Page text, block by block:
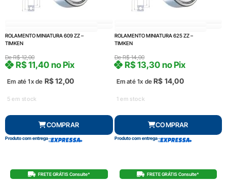
ROLAMENTO MINIATURA 609 ZZ –
TIMKEN
DeR$12,00
Em até 1x de R$12,00
R$11,40 no Pix
5 em stock
COMPRAR
Produto com entrega
ROLAMENTO MINIATURA 625 ZZ –
TIMKEN
DeR$14,00
Em até 1x de R$ 14,00
R$13,30 no Pix
1 em stock
COMPRAR
Produto com entrega
FRETE GRÁTIS Consulte* FRETE GRÁTIS Consulte*